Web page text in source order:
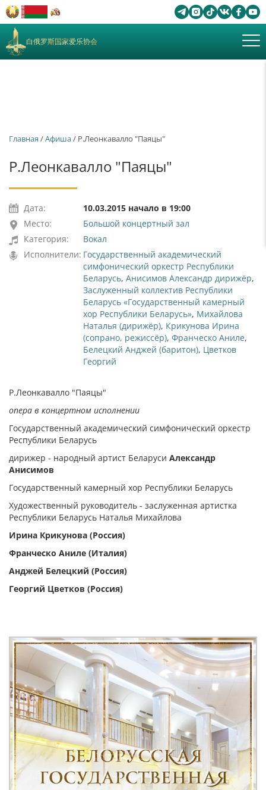
白俄罗斯国家爱乐协会
Главная /Афиша/ Р.Леонкавалло "Паяцы"
Р.Леонкавалло "Паяцы"
Дата:
10.03.2015 начало в 19:00
Место:
Большой концертный зал
Категория:
Вокал
Исполнители: Государственный академический
симфонический оркестр Республики
Беларусь, Анисимов Александр дирижёр,
Заслуженный коллектив Республики
Беларусь «Государственный камерный
хор Республики Беларусь», Михайлова
Наталья (дирижёр), Крикунова Ирина
(сопрано, режиссёр), Франческо Аниле,
Белецкий Анджей (баритон), Цветков
Георгий
Р.Леонкавалло "Паяцы"
опера в концертном исполнении
Государственный академический симфонический оркестр
Республики Беларусь
дирижер - народный артист Беларуси Александр
Анисимов
Государственный камерный хор Республики Беларусь
Художественный руководитель - заслуженная артистка
Республики Беларусь Наталья Михайлова
Ирина Крикунова (Россия)
Франческо Аниле (Италия)
Анджей Белецкий (Россия)
Георгий Цветков (Россия)